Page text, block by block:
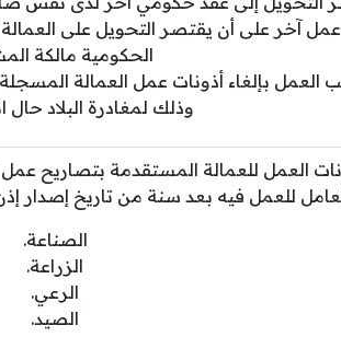
آخر على أن يقتصر التحويل على
الحكومية مالكة
العمل بإلغاء أذونات عمل العمالة
وذلك لمغادرة البلاد حال
العمل للعمالة المستقدمة بتصاريح عمل
للعمل فيه بعد سنة من تاريخ إصدار
الصناعة.
الزراعة.
الرعي.
الصيد.